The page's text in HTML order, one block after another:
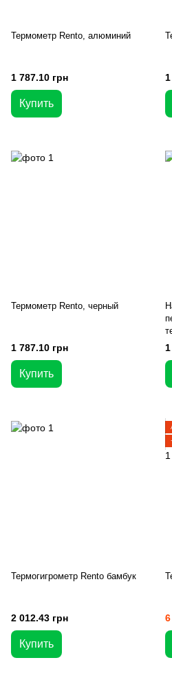
Термометр Rento, алюминий
1 787.10 грн
Купить
Термометр Rento, черный
1 787.10 грн
Купить
Термогигрометр Rento бамбук
2 012.43 грн
Купить